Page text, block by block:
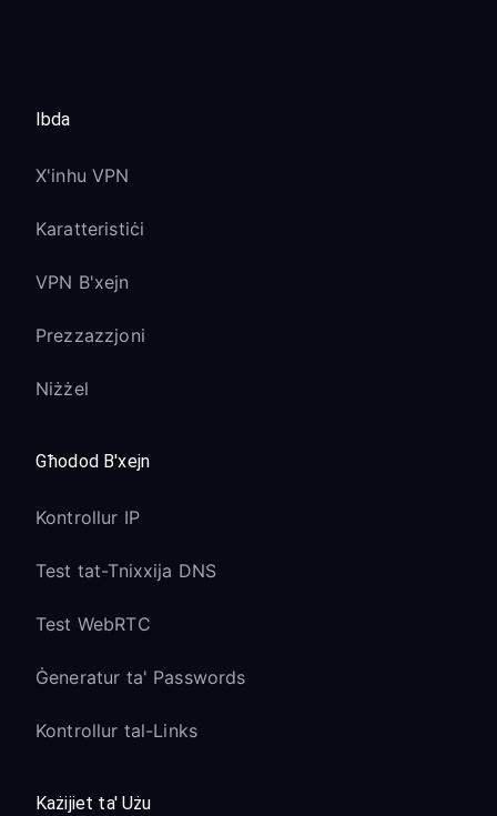
Ibda
X'inhu VPN
Karatteristiċi
VPN B'xejn
Prezzazzjoni
Niżżel
Għodod B'xejn
Kontrollur IP
Test tat-Tnixxija DNS
Test WebRTC
Ġeneratur ta' Passwords
Kontrollur tal-Links
Każijiet ta' Użu